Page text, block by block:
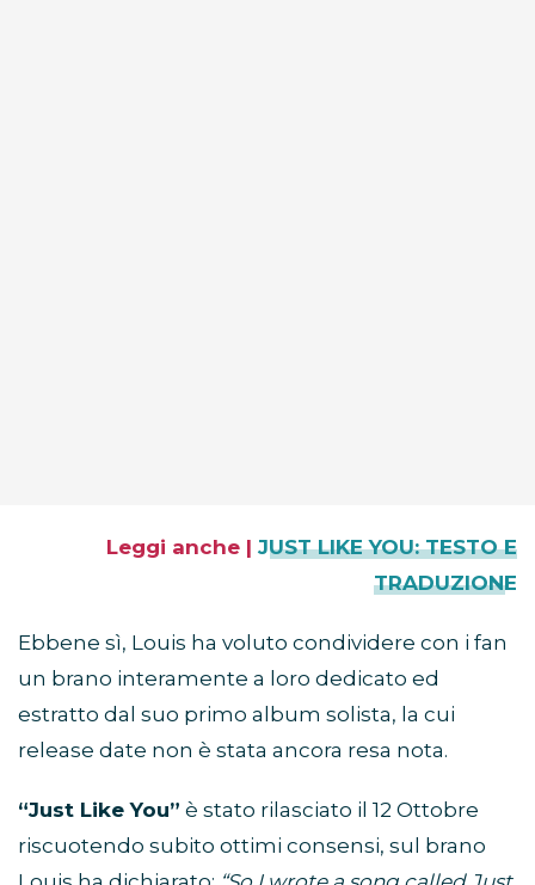
Leggi anche | JUST LIKE YOU: TESTO E
TRADUZIONE
Ebbene sì, Louis ha voluto condividere con i fan
un brano interamente a loro dedicato ed
estratto dal suo primo album solista, la cui
release date non è stata ancora resa nota.
“Just Like You” è stato rilasciato il 12 Ottobre
riscuotendo subito ottimi consensi, sul brano